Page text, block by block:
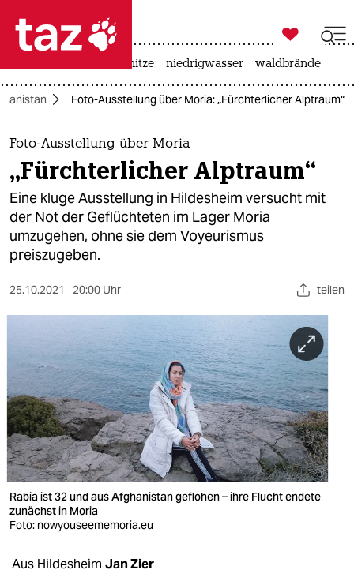
 taz zahl ich
taz zahl ich
themen
politik
öko
gesellschaft
kultur
sport
berlin
nord
wahrheit
verlag
verlag
veranstaltungen

taz zahl ich
hitze niedrigwasser waldbrände
Foto-Ausstellung über Moria: „Fürchterlicher Alptraum“
Foto-Ausstellung über Moria
„Fürchterlicher Alptraum“
Eine kluge Ausstellung in Hildesheim versucht mit
der Not der Geflüchteten im Lager Moria
umzugehen, ohne sie dem Voyeurismus
preiszugeben.
25.10.2021 20:00 Uhr teilen
Rabia ist 32 und aus Afghanistan geflohen – ihre Flucht endete
zunächst in Moria
Foto: nowyouseememoria.eu
Aus Hildesheim Jan Zier